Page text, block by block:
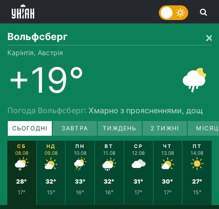
Вольфсберг
Карінтія, Австрія
+19°
Погода Вольфсберг: Хмарно з проясненнями, дощ
СЬОГОДНІ ЗАВТРА ТИЖДЕНЬ 2 ТИЖНІ
СБ
08.08
28°
17°
НД
09.08
32°
15°
ПН
10.08
33°
16°
ВТ
11.08
32°
16°
СР
12.08
31°
17°
ЧТ
13.08
30°
17°
ПТ
14.08
27°
15°